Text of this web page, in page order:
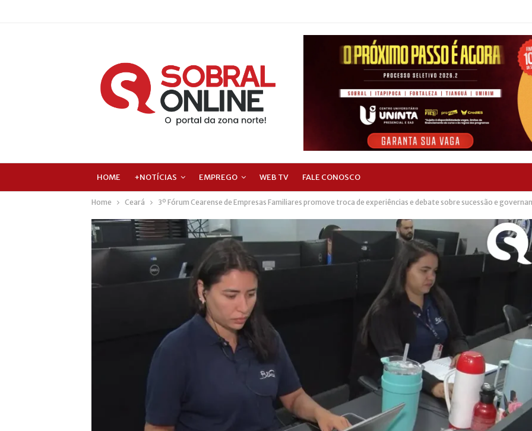
HOME +NOTÍCIAS EMPREGO WEB TV FALE CONOSCO
Home Ceará 3º Fórum Cearense de Empresas Familiares promove troca de experiências e debate sobre sucessão e